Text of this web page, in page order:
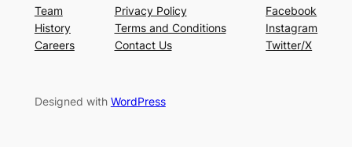
Team
History
Careers
Privacy Policy
Terms and Conditions
Contact Us
Facebook
Instagram
Twitter/X
Designed with WordPress